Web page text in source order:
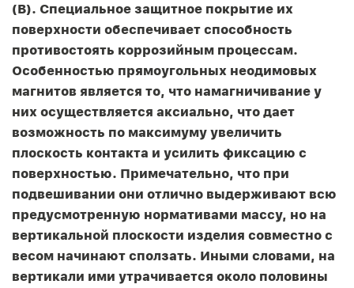
(B). Специальное защитное покрытие их
поверхности обеспечивает способность
противостоять коррозийным процессам.
Особенностью прямоугольных неодимовых
магнитов является то, что намагничивание у
них осуществляется аксиально, что дает
возможность по максимуму увеличить
плоскость контакта и усилить фиксацию с
поверхностью. Примечательно, что при
подвешивании они отлично выдерживают всю
предусмотренную нормативами массу, но на
вертикальной плоскости изделия совместно с
весом начинают сползать. Иными словами, на
вертикали ими утрачивается около половины